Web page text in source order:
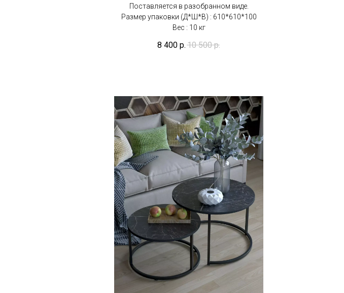
Поставляется в разобранном виде.
Размер упаковки (Д*Ш*В) : 610*610*100
Вес : 10 кг
8 400 р. 10 500 р.